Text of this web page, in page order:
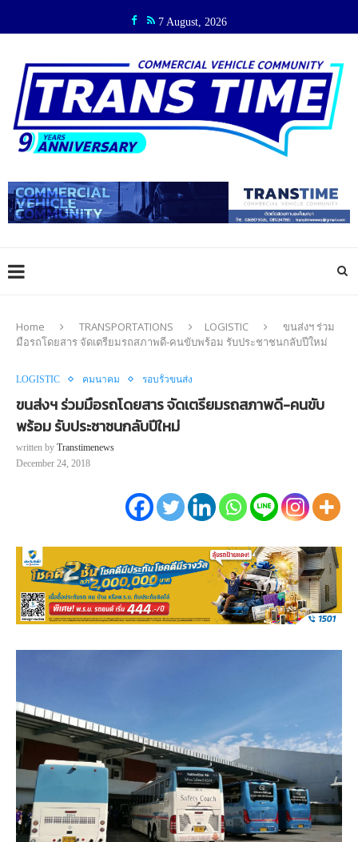
7 August, 2026
Home TRANSPORTATIONS LOGISTIC
ขนส่งฯ ร่วม
มือรถโดยสาร จัดเตรียมรถสภาพดี-คนขับพร้อม รับประชาชนกลับปีใหม่
LOGISTIC คมนาคม รอบรั้วขนส่ง
ขนส่งฯ ร่วมมือรถโดยสาร จัดเตรียมรถสภาพดี-คนขับ
พร้อม รับประชาชนกลับปีใหม่
written by Transtimenews
December 24, 2018